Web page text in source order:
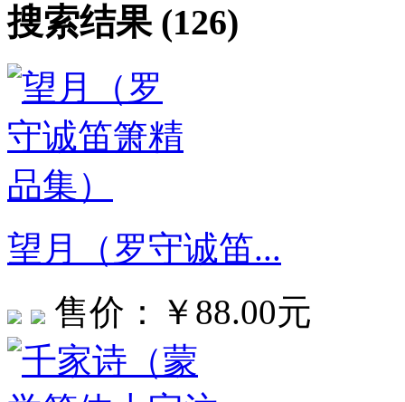
搜索结果 (126)
望月（罗守诚笛...
售价：￥88.00元